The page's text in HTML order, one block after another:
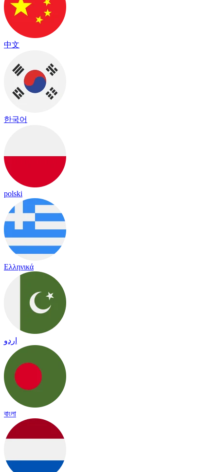
中文
한국어
polski
Ελληνικά
اردو
বাংলা